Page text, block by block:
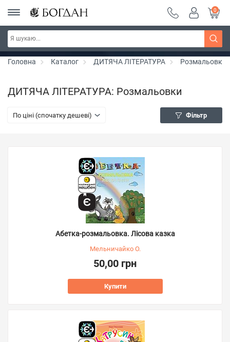
Серія "Чейзіана" ~ знижка 20%
0
Головна Каталог ДИТЯЧА ЛІТЕРАТУРА Розмальовки
ДИТЯЧА ЛІТЕРАТУРА: Розмальовки
По ціні (спочатку дешеві) Фільтр
Абетка-розмальовка. Лісова казка
Мельничайко О.
50,00 грн
Купити